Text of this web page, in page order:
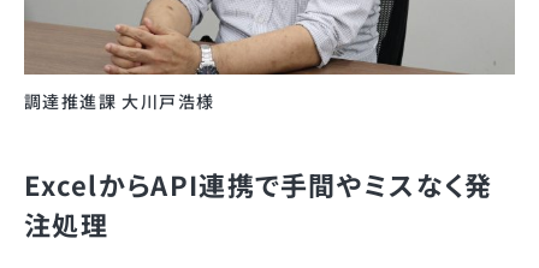
調達推進課 大川戸浩様
ExcelからAPI連携で手間やミスなく発
注処理